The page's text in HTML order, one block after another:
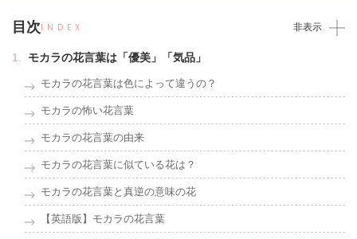
目次INDEX 非表示
モカラの花言葉は「優美」「気品」
モカラの花言葉は色によって違うの？
モカラの怖い花言葉
モカラの花言葉の由来
モカラの花言葉に似ている花は？
モカラの花言葉と真逆の意味の花
【英語版】モカラの花言葉